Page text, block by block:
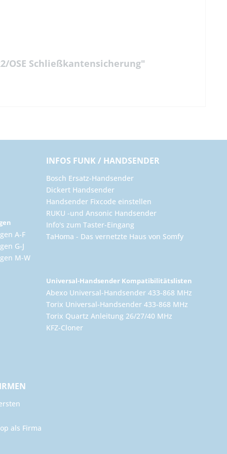
OSE Schließkantensicherung"
A-F
G-J
M-W
INFOS FUNK / HANDSENDER
Bosch Ersatz-Handsender
Dickert Handsender
Handsender Fixcode einstellen
RUKU -und Ansonic Handsender
Info's zum Taster-Eingang
TaHoma - Das vernetzte Haus von Somfy
Universal-Handsender Kompatibilitätslisten
Abexo Universal-Handsender 433-868 MHz
Torix Universal-Handsender 433-868 MHz
Torix Quartz Anleitung 26/27/40 MHz
KFZ-Cloner
als Firma